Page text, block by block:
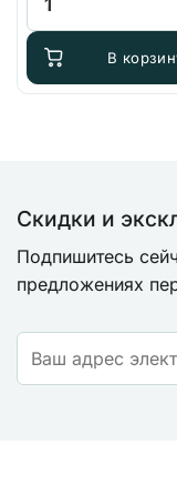
В
Скидки и
Подпишитесь
предложениях